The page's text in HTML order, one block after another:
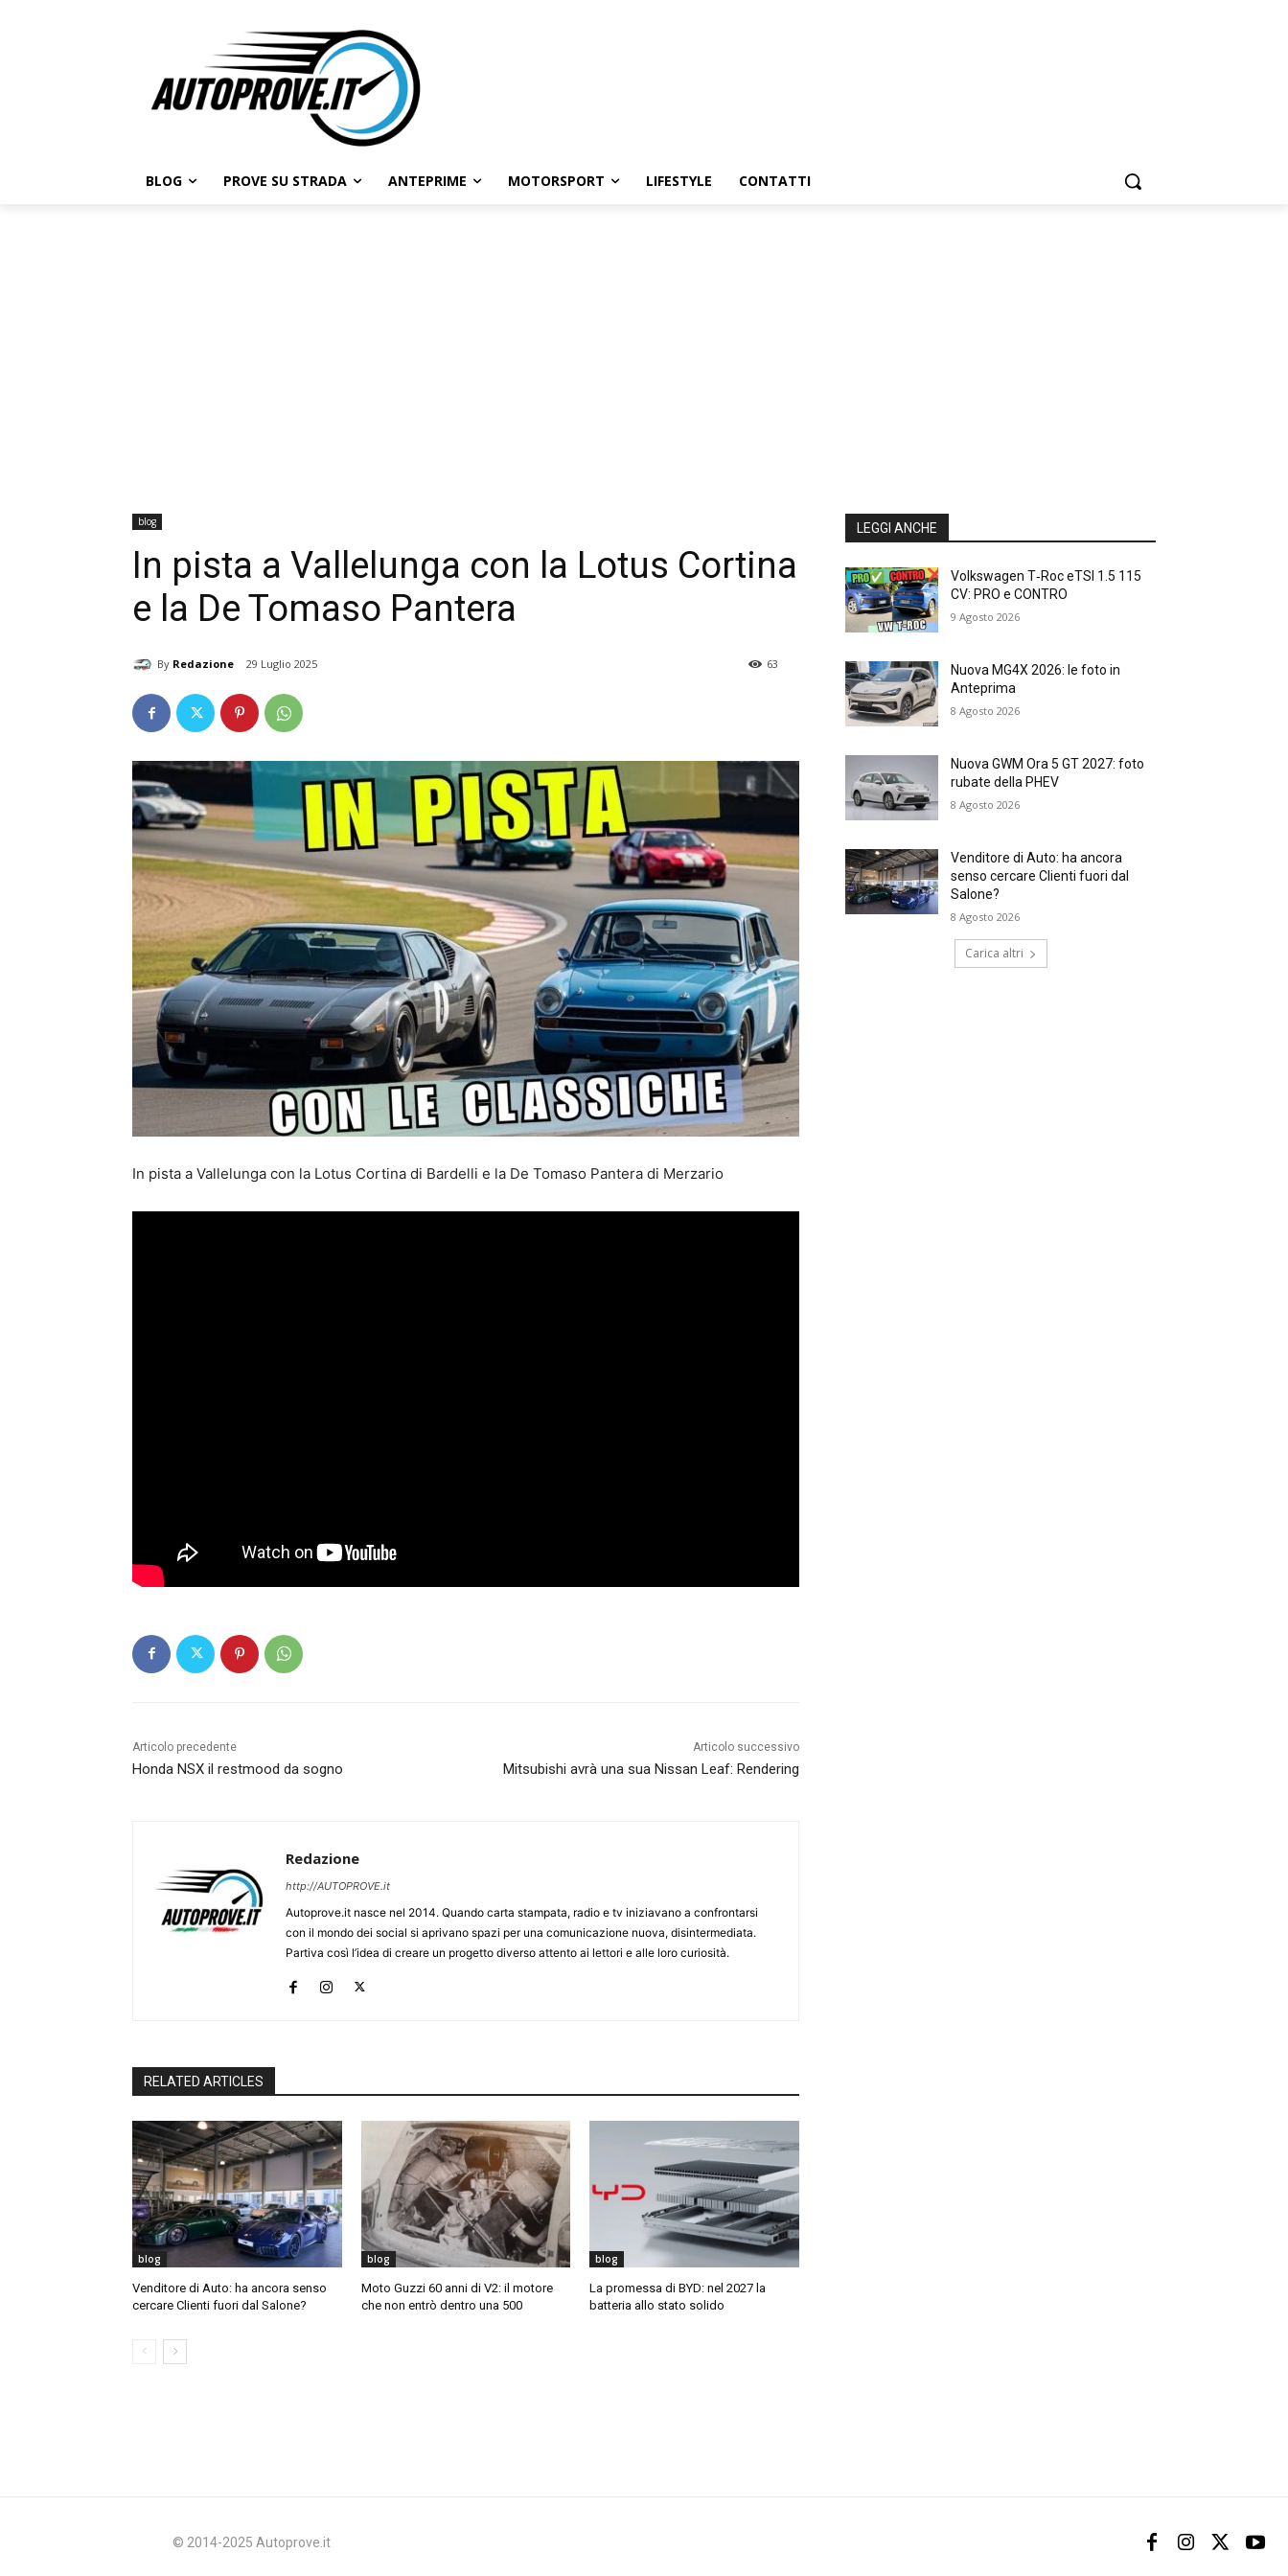
BLOG PROVE SU STRADA ANTEPRIME MOTORSPORT LIFESTYLE CONTATTI
blog
In pista a Vallelunga con la Lotus Cortina
e la De Tomaso Pantera
By Redazione 29 Luglio 2025 63
In pista a Vallelunga con la Lotus Cortina di Bardelli e la De Tomaso Pantera di Merzario
Articolo precedente
Honda NSX il restmood da sogno
Articolo successivo
Mitsubishi avrà una sua Nissan Leaf: Rendering
Redazione
http://AUTOPROVE.it
Autoprove.it nasce nel 2014. Quando carta stampata, radio e tv iniziavano a confrontarsi
con il mondo dei social si aprivano spazi per una comunicazione nuova, disintermediata.
Partiva così l’idea di creare un progetto diverso attento ai lettori e alle loro curiosità.
RELATED ARTICLES
blog
Venditore di Auto: ha ancora senso
cercare Clienti fuori dal Salone?
blog
Moto Guzzi 60 anni di V2: il motore
che non entrò dentro una 500
blog
La promessa di BYD: nel 2027 la
batteria allo stato solido
LEGGI ANCHE
Volkswagen T‑Roc eTSI 1.5 115
CV: PRO e CONTRO
9 Agosto 2026
Nuova MG4X 2026: le foto in
Anteprima
8 Agosto 2026
Nuova GWM Ora 5 GT 2027: foto
rubate della PHEV
8 Agosto 2026
Venditore di Auto: ha ancora
senso cercare Clienti fuori dal
Salone?
8 Agosto 2026
Carica altri
© 2014-2025 Autoprove.it